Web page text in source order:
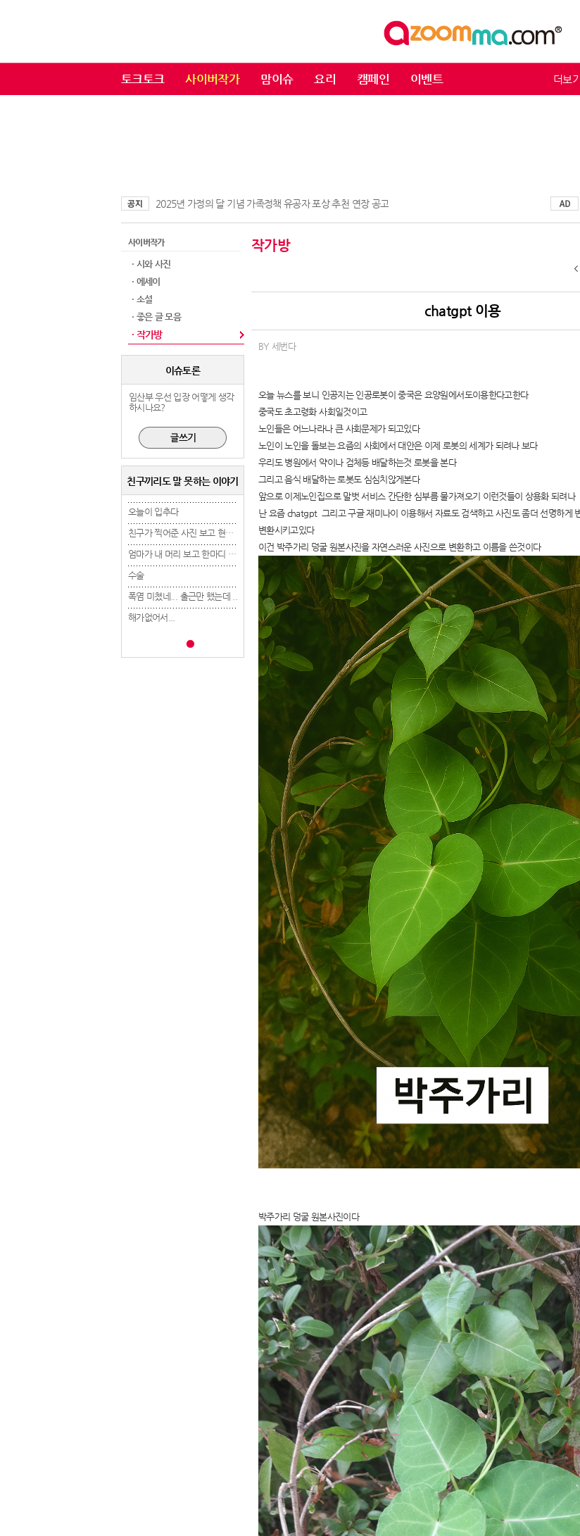
토크토크 사이버작가 맘이슈 요리 캠페인 이벤트 더보기
2025년 가정의 달 기념 가족정책 유공자 포상 추천 연장 공고
사이버작가
· 시와 사진
· 에세이
· 소설
· 좋은 글 모음
· 작가방
이슈토론
임산부 우선 입장 어떻게 생각
하시나요?
친구끼리도 말 못하는 이야기
오늘이 입추다
친구가 찍어준 사진 보고 현타 겁..
엄마가 내 머리 보고 한마디 했는..
수술
폭염 미쳤네... 출근만 했는데 ..
해가없어서...
오늘이 입추다
엄마가 내 머리 보고 한마디 했는..
폭염 미쳤네... 출근만 했는데 ..
해가없어서...
작가방
chatgpt 이용
BY 세번다
오늘 뉴스를 보니 인공지는 인공로봇이 중국은 요양원에서도이용한다고한다
중국도 초고령화 사회일것이고
노인들은 어느나라나 큰 사회문제가 되고있다
노인이 노인을 돌보는 요즘의 사회에서 대안은 이제 로봇의 세계가 되려나 보다
우리도 병원에서 약이나 검체등 배달하는것 로봇을 본다
그리고 음식 배달하는 로봇도 심심치않게본다
앞으로 이제노인집으로 말벗 서비스 간단한 심부름 물가져오기 이런것들이 상용화 되려나
난 요즘 chatgpt 그리고 구글 재미나이 이용해서 자료도 검색하고 사진도 좀더 선명하게
변환시키고있다
이건 박주가리 덩굴 원본사진을 자연스러운 사진으로 변환하고 이름을 쓴것이다
박주가리 덩굴 원본사진이다